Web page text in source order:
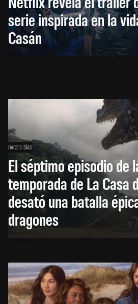
serie inspirada en la
Casán
HACE 3 DÍAS
El séptimo episodio de
temporada de La Casa
desató una batalla
dragones